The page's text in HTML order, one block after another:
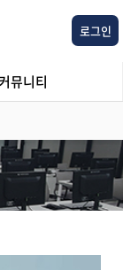
로그인
뮤니티